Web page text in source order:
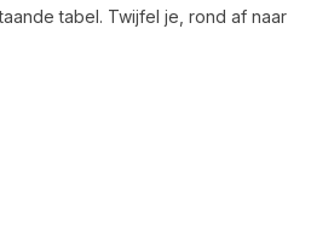
tabel. Twijfel je, rond af naar